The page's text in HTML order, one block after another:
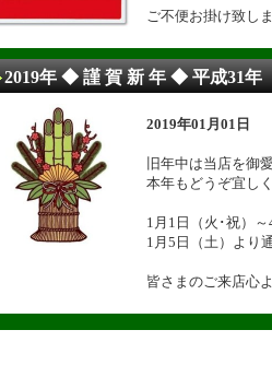
ご不便お掛け致し
2019年 ◆ 謹 賀 新 年 ◆ 平成31年
2019年01月01日
旧年中は当店を御
本年もどうぞ宜し
1月1日（火･祝）
1月5日（土）より
皆さまのご来店心